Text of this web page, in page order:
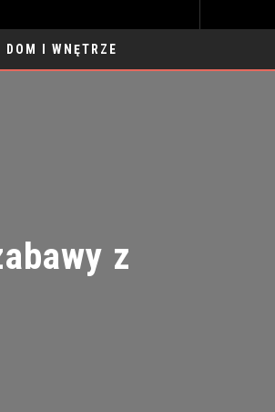
DOM I WNĘTRZE
z